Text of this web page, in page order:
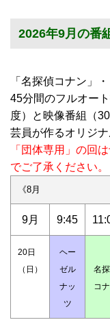
2026年9月の番
「名探偵コナン」
45分間のフルオー
度）と映像番組（
芸員が作るオリジナ
「団体専用」の回
でご了承ください。
《8月
9月 9:45
20日
（日）
ヘー
ゼル
ナッ
ツ
名
コ